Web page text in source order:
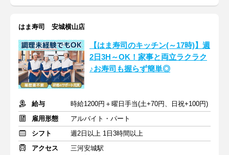
はま寿司 安城横山店
【はま寿司のキッチン(～17時)】週
2日3H～OK！家事と両立ラクラク
♪お寿司も握らず簡単◎
給与
時給1200円＋曜日手当(土+70円、日祝+100円)
雇用形態
アルバイト・パート
シフト
週2日以上 1日3時間以上
アクセス
三河安城駅